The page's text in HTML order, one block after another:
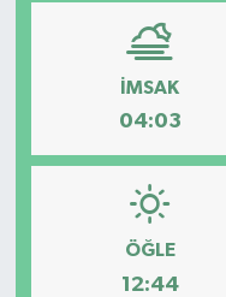
İMSAK
04:03
ÖĞLE
12:44
Resmi İlanlar
Sinemalar